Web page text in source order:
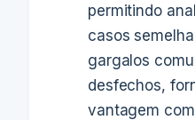
permitindo
casos
gargalos
desfechos,
vantagem